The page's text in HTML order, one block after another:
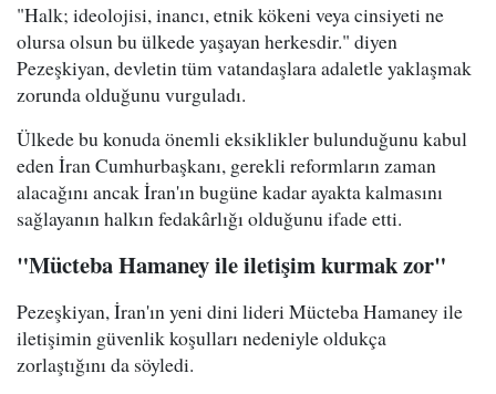
"Halk; ideolojisi, inancı, etnik kökeni veya cinsiyeti ne
olursa olsun bu ülkede yaşayan herkesdir." diyen
Pezeşkiyan, devletin tüm vatandaşlara adaletle yaklaşmak
zorunda olduğunu vurguladı.
Ülkede bu konuda önemli eksiklikler bulunduğunu kabul
eden İran Cumhurbaşkanı, gerekli reformların zaman
alacağını ancak İran'ın bugüne kadar ayakta kalmasını
sağlayanın halkın fedakârlığı olduğunu ifade etti.
"Mücteba Hamaney ile iletişim kurmak zor"
Pezeşkiyan, İran'ın yeni dini lideri Mücteba Hamaney ile
iletişimin güvenlik koşulları nedeniyle oldukça
zorlaştığını da söyledi.